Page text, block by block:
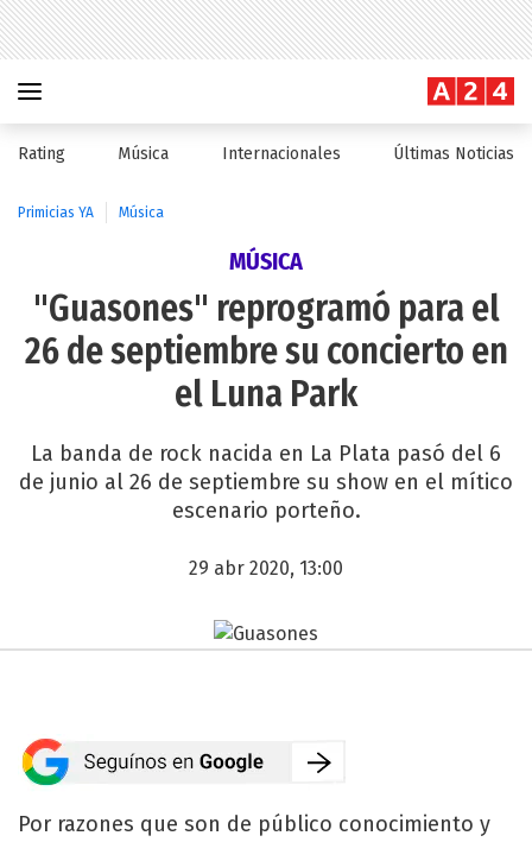
Rating Música Internacionales Últimas Noticias
Primicias YA Música
MÚSICA
"Guasones" reprogramó para el
26 de septiembre su concierto en
el Luna Park
La banda de rock nacida en La Plata pasó del 6
de junio al 26 de septiembre su show en el mítico
escenario porteño.
29 abr 2020, 13:00
Por razones que son de público conocimiento y